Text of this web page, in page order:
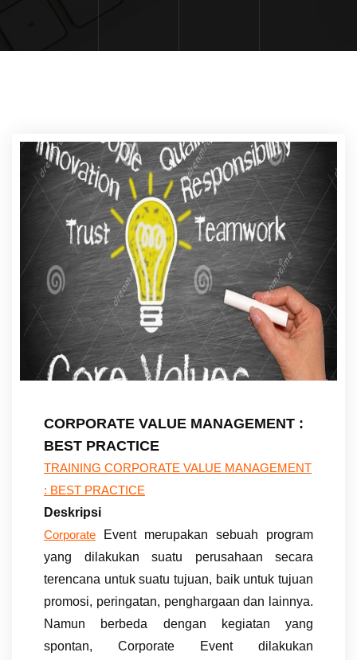
CORPORATE VALUE MANAGEMENT :
BEST PRACTICE
TRAINING CORPORATE VALUE MANAGEMENT
: BEST PRACTICE
Deskripsi
Corporate Event merupakan sebuah program
yang dilakukan suatu perusahaan secara
terencana untuk suatu tujuan, baik untuk tujuan
promosi, peringatan, penghargaan dan lainnya.
Namun berbeda dengan kegiatan yang
spontan, Corporate Event dilakukan